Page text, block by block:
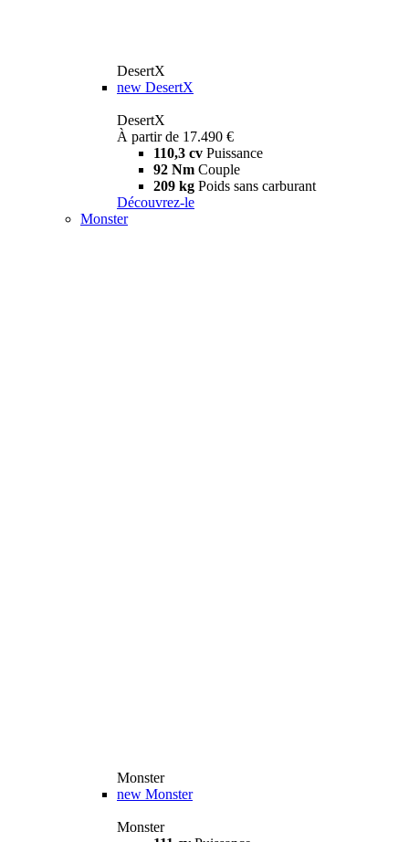
DesertX
new DesertX
DesertX
À partir de 17.490 €
110,3 cv Puissance
92 Nm Couple
209 kg Poids sans carburant
Découvrez-le
Monster
Monster
new Monster
Monster